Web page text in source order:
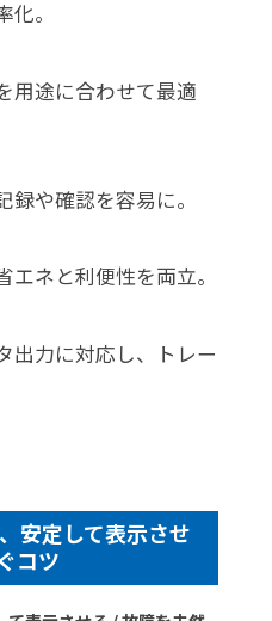
。
用途に合わせて最適
や確認を容易に。
エネと利便性を両立。
出力に対応し、トレー
安定して表示させ
コツ